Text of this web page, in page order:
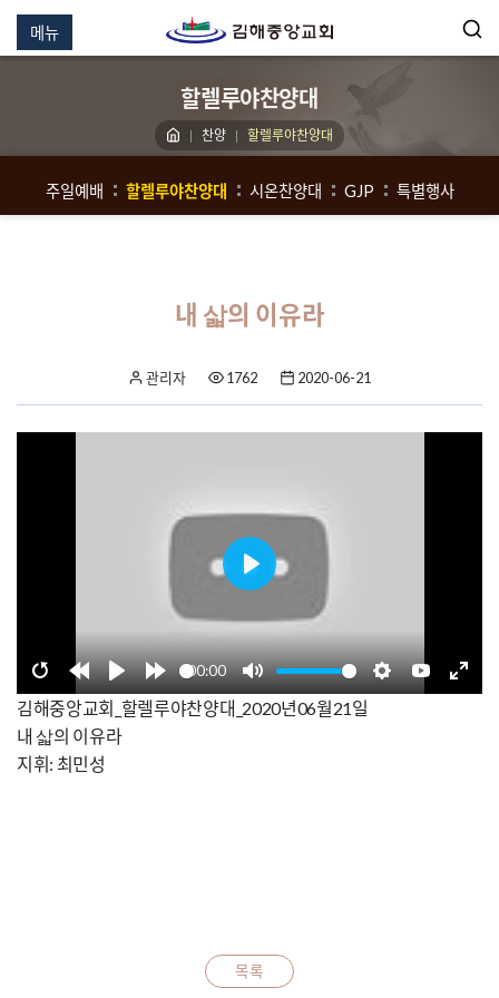
메뉴
할렐루야찬양대
찬양 할렐루야찬양대
주일예배 할렐루야찬양대 시온찬양대 GJP 특별행사
내 삷의 이유라
관리자 1762 2020-06-21
RestartRewind
10s
Play Forward
10s
00:00
Mute SettingsYouTube
Enter
Play
김해중앙교회_할렐루야찬양대_2020년06월21일
내 삷의 이유라
지휘: 최민성
목록